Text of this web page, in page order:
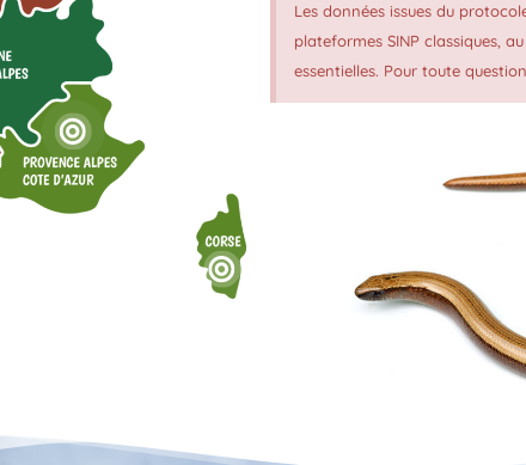
Les données issues du
plateformes SINP classiques,
essentielles. Pour toute